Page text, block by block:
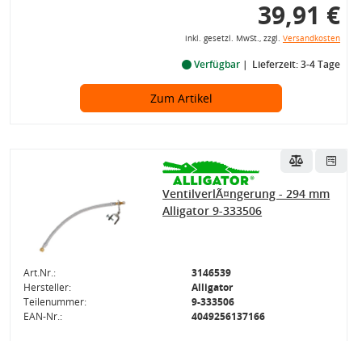
39,91 €
inkl. gesetzl. MwSt., zzgl. Versandkosten
Verfügbar Lieferzeit: 3-4 Tage
Zum Artikel
VentilverlÃ¤ngerung - 294 mm
Alligator 9-333506
Art.Nr.:
3146539
Hersteller:
Alligator
Teilenummer:
9-333506
EAN-Nr.:
4049256137166